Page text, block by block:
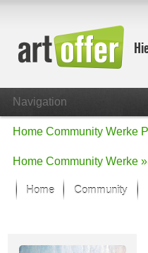
Navigation
Home Community Werke
Home Community Werke »
Home Community